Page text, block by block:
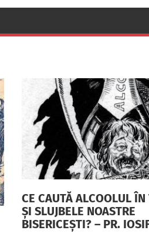
CE CAUTĂ ALCOOLUL ÎN
ŞI SLUJBELE NOASTRE
BISERICEŞTI? – PR.